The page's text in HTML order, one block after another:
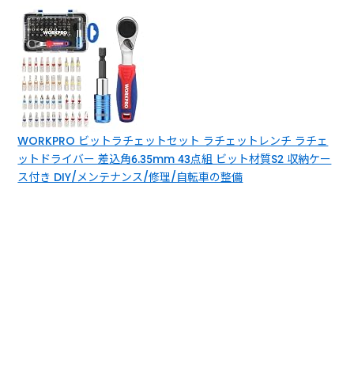
WORKPRO ビットラチェットセット ラチェットレンチ ラチェ
ットドライバー 差込角6.35mm 43点組 ビット材質S2 収納ケー
ス付き DIY/メンテナンス/修理/自転車の整備